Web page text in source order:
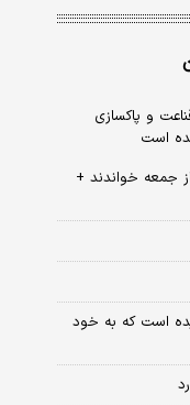
و پاکسازی
است
جمعه خواندند +
است که به خود